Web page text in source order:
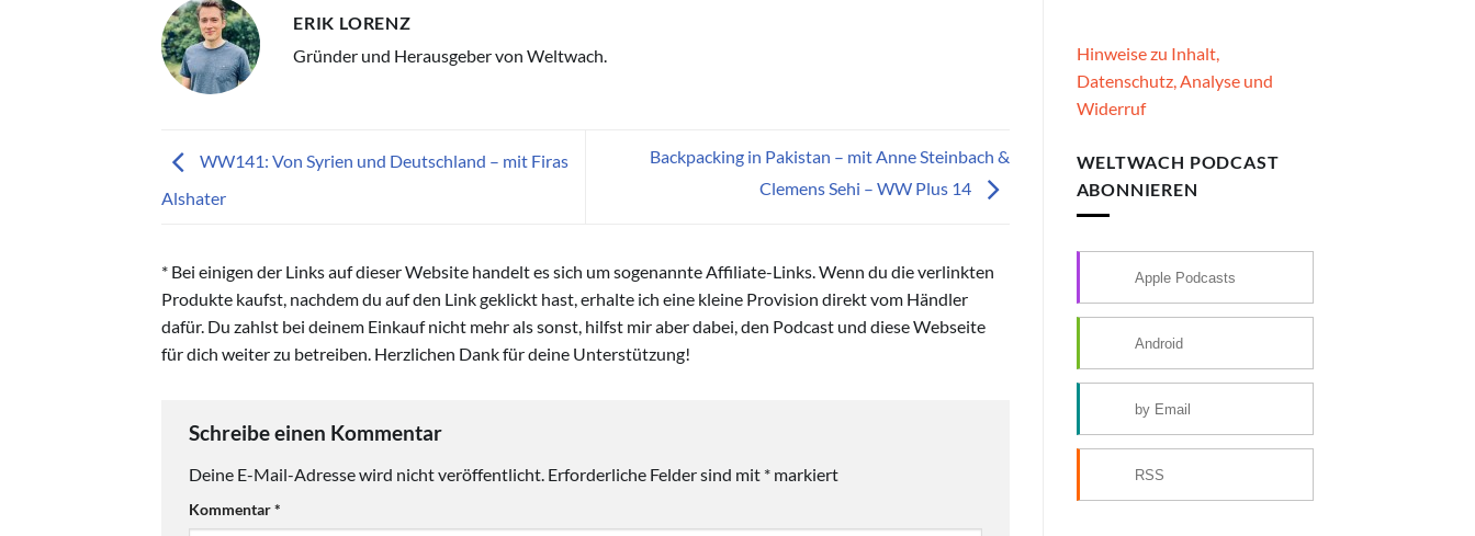
ERIK LORENZ
Gründer und Herausgeber von Weltwach.
WW141: Von Syrien und Deutschland – mit Firas
Alshater
Backpacking in Pakistan – mit Anne Steinbach &
Clemens Sehi – WW Plus 14
* Bei einigen der Links auf dieser Website handelt es sich um sogenannte Affiliate-Links. Wenn du die verlinkten
Produkte kaufst, nachdem du auf den Link geklickt hast, erhalte ich eine kleine Provision direkt vom Händler
dafür. Du zahlst bei deinem Einkauf nicht mehr als sonst, hilfst mir aber dabei, den Podcast und diese Webseite
für dich weiter zu betreiben. Herzlichen Dank für deine Unterstützung!
Schreibe einen Kommentar
Deine E-Mail-Adresse wird nicht veröffentlicht. Erforderliche Felder sind mit * markiert
Kommentar*
Hinweise zu Inhalt,
Datenschutz, Analyse und
Widerruf
WELTWACH PODCAST
ABONNIEREN
Apple Podcasts
Android
by Email
RSS